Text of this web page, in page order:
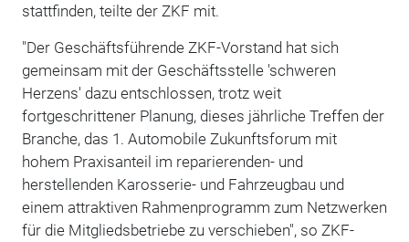
stattfinden, teilte der ZKF mit.
"Der Geschäftsführende ZKF-Vorstand hat sich
gemeinsam mit der Geschäftsstelle 'schweren
Herzens' dazu entschlossen, trotz weit
fortgeschrittener Planung, dieses jährliche Treffen der
Branche, das 1. Automobile Zukunftsforum mit
hohem Praxisanteil im reparierenden- und
herstellenden Karosserie- und Fahrzeugbau und
einem attraktiven Rahmenprogramm zum Netzwerken
für die Mitgliedsbetriebe zu verschieben", so ZKF-